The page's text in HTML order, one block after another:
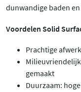
dunwandige baden
Voordelen Solid
Prachtige
gemaakt
Duurzaam: